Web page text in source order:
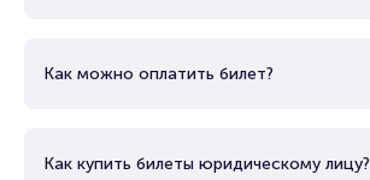
Как можно оплатить билет?
Как купить билеты юридическому лицу?